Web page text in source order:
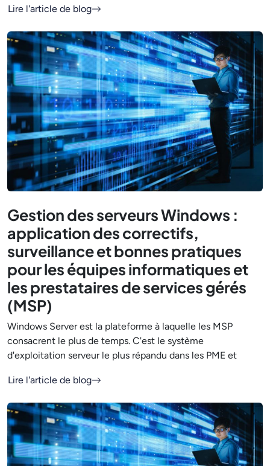
Lire l'article de blog
Gestion des serveurs Windows :
application des correctifs,
surveillance et bonnes pratiques
pour les équipes informatiques et
les prestataires de services gérés
(MSP)
Windows Server est la plateforme à laquelle les MSP
consacrent le plus de temps. C'est le système
d'exploitation serveur le plus répandu dans les PME et
Lire l'article de blog